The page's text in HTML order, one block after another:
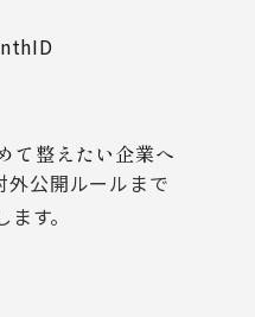
て整えたい企業へ
外公開ルールまで
す。